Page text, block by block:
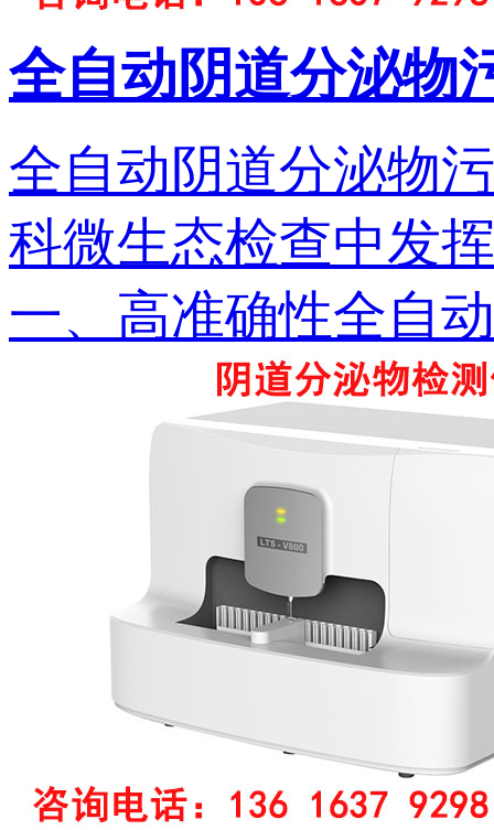
全自动阴道分泌物
全自动阴道分泌物污
科微生态检查中发挥
一、高准确性全自